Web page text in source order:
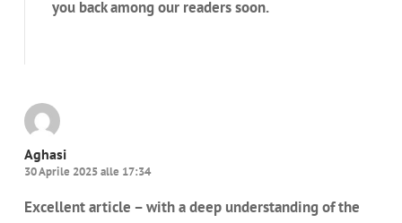
you back among our readers soon.
Aghasi
30 Aprile 2025 alle 17:34
Excellent article – with a deep understanding of the